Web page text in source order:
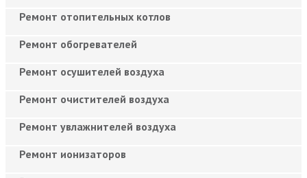
Ремонт отопительных котлов
Ремонт обогревателей
Ремонт осушителей воздуха
Ремонт очистителей воздуха
Ремонт увлажнителей воздуха
Ремонт ионизаторов